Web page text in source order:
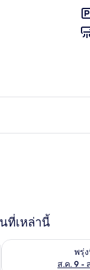
Jacuzzi House | เค
ที่เหล่านี้
- ส.ค. 9
พรุ่
ส.ค. 9 -
ตรวจสอบจำนวนห้อง